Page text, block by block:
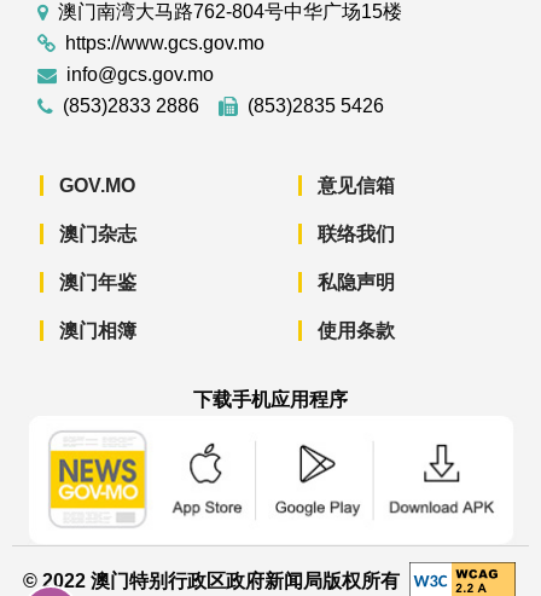
澳门南湾大马路762-804号中华广场15楼
https://www.gcs.gov.mo
info@gcs.gov.mo
(853)2833 2886
(853)2835 5426
GOV.MO
澳门杂志
澳门年鉴
澳门相簿
意见信箱
联络我们
私隐声明
使用条款
下载手机应用程序
© 2022 澳门特别行政区政府新闻局版权所有